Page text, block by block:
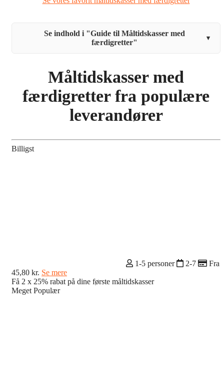
Se indhold i "Guide til Måltidskasser med
færdigretter"
▾
Måltidskasser med
færdigretter fra populære
leverandører
Billigst
1-5 personer 2-7
Fra
45,80 kr. Se mere
Få 2 x 25% rabat på dine første måltidskasser
Meget Populær